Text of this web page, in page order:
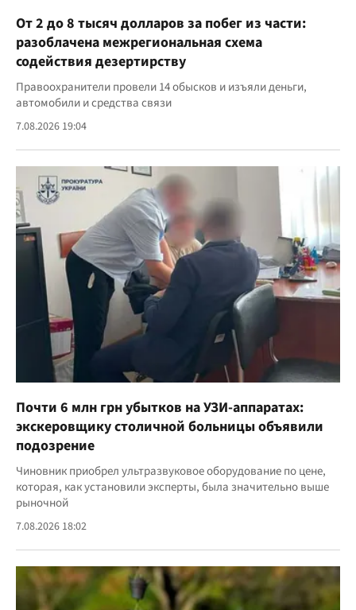
От 2 до 8 тысяч долларов за побег из части:
разоблачена межрегиональная схема
содействия дезертирству
Правоохранители провели 14 обысков и изъяли деньги,
автомобили и средства связи
7.08.2026 19:04
Почти 6 млн грн убытков на УЗИ-аппаратах:
экскеровщику столичной больницы объявили
подозрение
Чиновник приобрел ультразвуковое оборудование по цене,
которая, как установили эксперты, была значительно выше
рыночной
7.08.2026 18:02